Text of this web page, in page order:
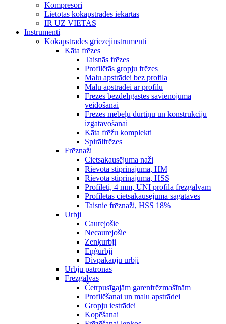
Kompresori
Lietotas kokapstrādes iekārtas
IR UZ VIETAS
Instrumenti
Kokapstrādes griezējinstrumenti
Kāta frēzes
Taisnās frēzes
Profilētās gropju frēzes
Malu apstrādei bez profila
Malu apstrādei ar profilu
Frēzes bezdelīgastes savienojuma
veidošanai
Frēzes mēbeļu durtiņu un konstrukciju
izgatavošanai
Kāta frēžu komplekti
Spirālfrēzes
Frēznaži
Cietsakausējuma naži
Rievota stiprinājuma, HM
Rievota stiprinājuma, HSS
Profilēti, 4 mm, UNI profila frēzgalvām
Profilētas cietsakausējuma sagataves
Taisnie frēznaži, HSS 18%
Urbji
Caurejošie
Necaurejošie
Zenķurbji
Eņģurbji
Divpakāpju urbji
Urbju patronas
Frēzgalvas
Četrpusīgajām garenfrēzmašīnām
Profilēšanai un malu apstrādei
Gropju iestrādei
Kopēšanai